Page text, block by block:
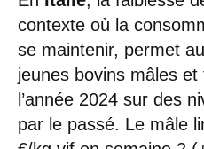
contexte où la
se maintenir, permet
jeunes bovins mâles
l’année 2024 sur des
par le passé. Le mâle